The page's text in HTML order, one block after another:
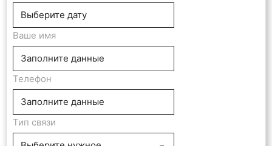
Ваше имя
Телефон
Тип связи